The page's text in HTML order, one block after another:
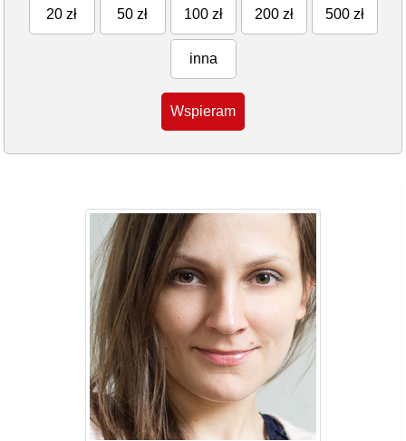
20 zł 50 zł 100 zł 200 zł 500 zł
inna
Wspieram